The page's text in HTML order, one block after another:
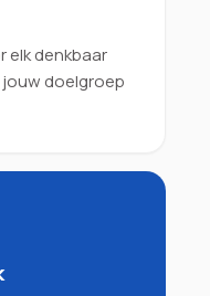
elk denkbaar
doelgroep